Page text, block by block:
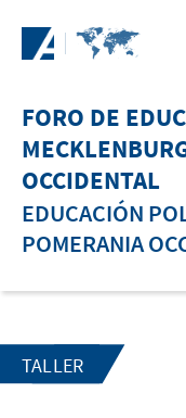
FORO DE
OCCIDENTAL
EDUCACIÓN
POMERANIA
TALLER